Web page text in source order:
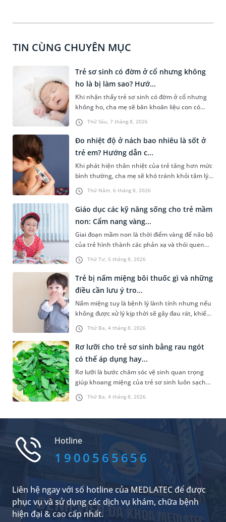
TIN CÙNG CHUYÊN MỤC
Thứ Sáu, 7 tháng 8, 2026
Trẻ sơ sinh có đờm ở cổ nhưng không
ho là bị làm sao? Hướ...
Khi nhận thấy trẻ sơ sinh có đờm ở cổ nhưng
không ho, cha mẹ sẽ băn khoăn liệu con có
đang mắc bệnh đường hô hấp hay không.
Những chia sẻ dưới đây sẽ giúp cha mẹ hiểu
thêm về nguyên nhân gây nên tình trạng này
và cách xử trí an toàn để giúp bé dễ chịu, tránh
gặp phải vấn đề nguy hại cho sức khỏe.
Thứ Năm, 6 tháng 8, 2026
Đo nhiệt độ ở nách bao nhiêu là sốt ở
trẻ em? Hướng dẫn c...
Khi phát hiện thân nhiệt của trẻ tăng hơn mức
bình thường, cha mẹ sẽ khó tránh khỏi tâm lý
lo lắng. Tuy nhiên, không phải ai cũng biết đo
nhiệt độ ở nách bao nhiêu là sốt ở trẻ em và
cách chăm sóc trẻ sốt sao cho an toàn. Những
chia sẻ dưới đây sẽ cùng cha mẹ tìm hiểu vấn
đề này để giúp bé nhanh hồi phục và phòng
ngừa nguy cơ xảy ra biến chứng.
Thứ Tư, 5 tháng 8, 2026
Giáo dục các kỹ năng sống cho trẻ mầm
non: Cẩm nang vàng...
Giai đoạn mầm non là thời điểm vàng để não bộ
của trẻ hình thành các phản xạ và thói quen
hành vi nền tảng. Việc trang bị sớm các kỹ
năng sống cho trẻ mầm non không chỉ giúp
con vững vàng tự lập từ nhỏ mà còn là chiếc
khiên bảo vệ con an toàn khi bắt đầu bước ra
khám phá thế giới xung quanh.
Thứ Ba, 4 tháng 8, 2026
Trẻ bị nấm miệng bôi thuốc gì và những
điều cần lưu ý tro...
Nấm miệng tuy là bệnh lý lành tính nhưng nếu
không được xử lý kịp thời sẽ gây đau rát, khiến
trẻ quấy khóc và bỏ ăn, bỏ bú. Để giúp con
nhanh chóng khỏi bệnh và ăn ngoan trở lại,
việc hiểu rõ trẻ bị nấm miệng bôi thuốc gì an
toàn, hiệu quả cũng như một số thông tin liên
quan là điều cần thiết để cha mẹ có thể chủ
động hơn trong việc chăm sóc cũng như phòng
ngừa bệnh tái phát.
Thứ Ba, 4 tháng 8, 2026
Rơ lưỡi cho trẻ sơ sinh bằng rau ngót
có thể áp dụng hay...
Rơ lưỡi là bước chăm sóc vệ sinh quan trọng
giúp khoang miệng của trẻ sơ sinh luôn sạch
sẽ, hạn chế cặn sữa tích tụ và giảm nguy cơ
nấm miệng. Để thực hiện điều này, không ít
bằng rau ngót. Vậy đây có phải là phương pháp
mẹ có thêm thông tin để chủ động chăm sóc
khoang miệng cho trẻ đúng cách.
Hotline
1900565656
Liên hệ ngay với số hotline của MEDLATEC để được
phục vụ và sử dụng các dịch vụ khám, chữa bệnh
hiện đại & cao cấp nhất.